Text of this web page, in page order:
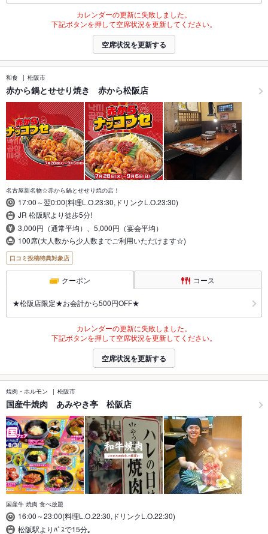
カレンダーの更新に失敗しました。
下記ボタンを押して空席状況を更新してください。
空席状況を更新する
和食 松阪市
赤から鍋とせせり焼き 赤から松阪店
名古屋新名物☆赤から鍋とせせり焼の店！
17:00～翌0:00(料理L.O.23:30,ドリンクL.O.23:30)
JR 松阪駅より徒歩5分!
3,000円（通常平均）、5,000円（宴会平均）
100席(大人数から少人数までご利用いただけます☆)
口コミ投稿特典対象店
クーポン コース
★松阪店限定★お会計から500円OFF★
カレンダーの更新に失敗しました。
下記ボタンを押して空席状況を更新してください。
空席状況を更新する
焼肉・ホルモン 松阪市
国産牛焼肉 あみやき亭 松阪店
国産牛 焼肉 食べ放題
16:00～23:00(料理L.O.22:30,ドリンクL.O.22:30)
松阪駅よりﾊﾞｽで15分｡